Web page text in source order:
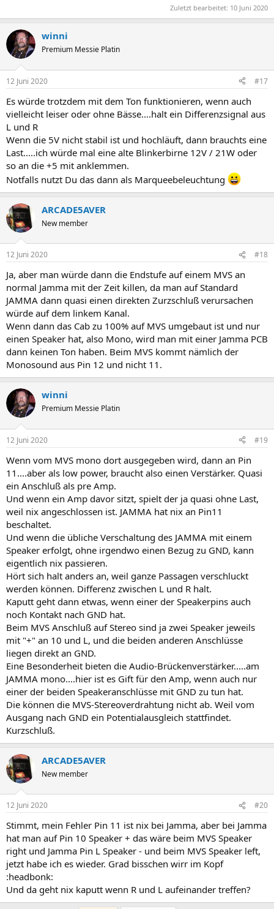
Zuletzt bearbeitet: 10 Juni 2020
winni
Premium Messie Platin
12 Juni 2020 #17
Es würde trotzdem mit dem Ton funktionieren, wenn auch
vielleicht leiser oder ohne Bässe....halt ein Differenzsignal aus
L und R
Wenn die 5V nicht stabil ist und hochläuft, dann brauchts eine
Last.....ich würde mal eine alte Blinkerbirne 12V / 21W oder
so an die +5 mit anklemmen.
Notfalls nutzt Du das dann als Marqueebeleuchtung
ARCADE5AVER
New member
12 Juni 2020 #18
Ja, aber man würde dann die Endstufe auf einem MVS an
normal Jamma mit der Zeit killen, da man auf Standard
JAMMA dann quasi einen direkten Zurzschluß verursachen
würde auf dem linkem Kanal.
Wenn dann das Cab zu 100% auf MVS umgebaut ist und nur
einen Speaker hat, also Mono, wird man mit einer Jamma PCB
dann keinen Ton haben. Beim MVS kommt nämlich der
Monosound aus Pin 12 und nicht 11.
winni
Premium Messie Platin
12 Juni 2020 #19
Wenn vom MVS mono dort ausgegeben wird, dann an Pin
11....aber als low power, braucht also einen Verstärker. Quasi
ein Anschluß als pre Amp.
Und wenn ein Amp davor sitzt, spielt der ja quasi ohne Last,
weil nix angeschlossen ist. JAMMA hat nix an Pin11
beschaltet.
Und wenn die übliche Verschaltung des JAMMA mit einem
Speaker erfolgt, ohne irgendwo einen Bezug zu GND, kann
eigentlich nix passieren.
Hört sich halt anders an, weil ganze Passagen verschluckt
werden können. Differenz zwischen L und R halt.
Kaputt geht dann etwas, wenn einer der Speakerpins auch
noch Kontakt nach GND hat.
Beim MVS Anschluß auf Stereo sind ja zwei Speaker jeweils
mit "+" an 10 und L, und die beiden anderen Anschlüsse
liegen direkt an GND.
Eine Besonderheit bieten die Audio-Brückenverstärker.....am
JAMMA mono....hier ist es Gift für den Amp, wenn auch nur
einer der beiden Speakeranschlüsse mit GND zu tun hat.
Die können die MVS-Stereoverdrahtung nicht ab. Weil vom
Ausgang nach GND ein Potentialausgleich stattfindet.
Kurzschluß.
ARCADE5AVER
New member
12 Juni 2020 #20
Stimmt, mein Fehler Pin 11 ist nix bei Jamma, aber bei Jamma
hat man auf Pin 10 Speaker + das wäre beim MVS Speaker
right und Jamma Pin L Speaker - und beim MVS Speaker left,
jetzt habe ich es wieder. Grad bisschen wirr im Kopf
:headbonk:
Und da geht nix kaputt wenn R und L aufeinander treffen?